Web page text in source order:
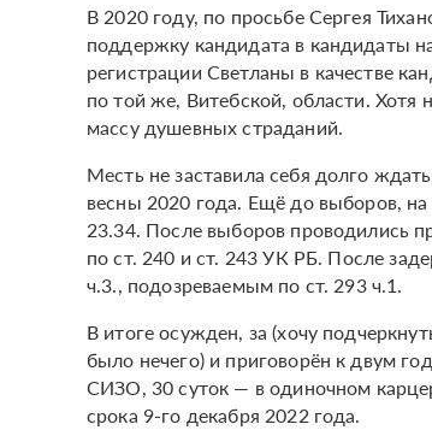
В 2020 году, по просьбе Сергея
поддержку кандидата в кандидаты
регистрации Светланы в качестве
по той же, Витебской, области. Хотя
массу душевных страданий.
Месть не заставила себя долго
весны 2020 года. Ещё до выборов,
23.34. После выборов проводились
по ст. 240 и ст. 243 УК РБ. После
ч.3., подозреваемым по ст. 293 ч.1.
В итоге осужден, за (хочу
было нечего) и приговорён к двум
СИЗО, 30 суток — в одиночном
срока 9-го декабря 2022 года.